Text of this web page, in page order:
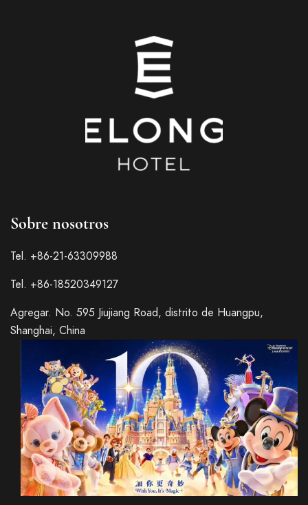
Sobre nosotros
Tel. +86-21-63309988
Tel. +86-18520349127
Agregar. No. 595 Jiujiang Road, distrito de Huangpu,
Shanghai, China
Korean
Japanese
German
French
Italian